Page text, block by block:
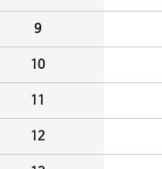
9
10
11
12